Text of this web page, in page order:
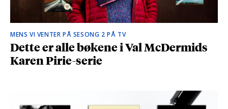
MENS VI VENTER PÅ SESONG 2 PÅ TV
Dette er alle bøkene i Val McDermids
Karen Pirie-serie